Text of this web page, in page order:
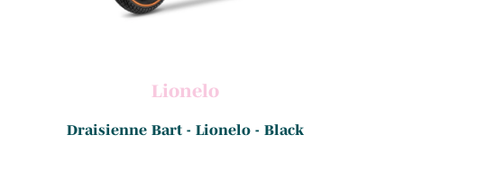
Lionelo
Draisienne Bart - Lionelo - Black